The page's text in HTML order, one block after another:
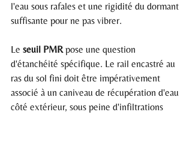
l'eau sous rafales et une rigidité du dormant
suffisante pour ne pas vibrer.
Le seuil PMR pose une question
d'étanchéité spécifique. Le rail encastré au
ras du sol fini doit être impérativement
associé à un caniveau de récupération d'eau
côté extérieur, sous peine d'infiltrations